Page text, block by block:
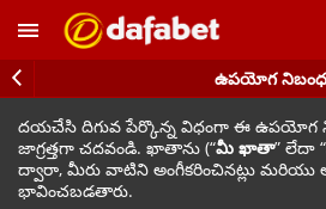
ఉపయోగ
దయచేసి దిగువ పేర్కొన్న విధంగా ఈ ఉపయోగ
జాగ్రత్తగా చదవండి. ఖాతాను (“మీ ఖాతా” లేదా “
ద్వారా, మీరు వాటిని అంగీకరించినట్లు మరియు
భావించబడతారు.